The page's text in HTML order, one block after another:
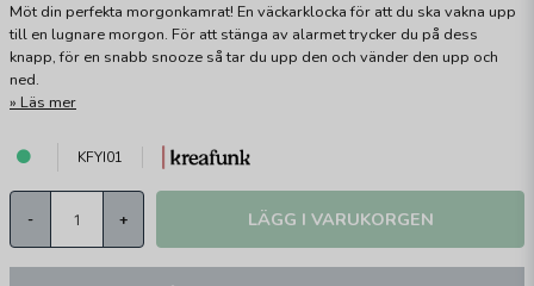
Möt din perfekta morgonkamrat! En väckarklocka för att du ska vakna upp
till en lugnare morgon. För att stänga av alarmet trycker du på dess
knapp, för en snabb snooze så tar du upp den och vänder den upp och
ned.
Läs mer
KFYI01
- + LÄGG I VARUKORGEN